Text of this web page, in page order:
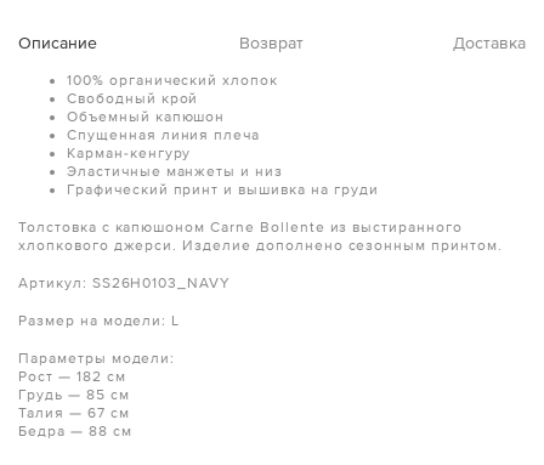
Описание Возврат Доставка
100% органический хлопок
Свободный крой
Объемный капюшон
Спущенная линия плеча
Карман-кенгуру
Эластичные манжеты и низ
Графический принт и вышивка на груди
Толстовка с капюшоном Carne Bollente из выстиранного
хлопкового джерси. Изделие дополнено сезонным принтом.
Артикул: SS26H0103_NAVY
Размер на модели: L
Параметры модели:
Рост — 182 см
Грудь — 85 см
Талия — 67 см
Бедра — 88 см